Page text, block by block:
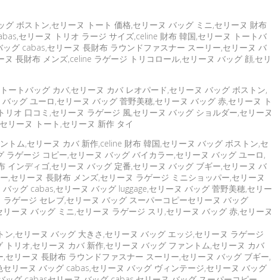
ボストン,セリーヌ トート 価格,セリーヌ バッグ ミニ,セリーヌ 財布
セリーヌ トリオ ラージ サイズ,celine 財布 韓国,セリーヌ トートバ
グ cabas,セリーヌ 長財布 ラウンドファスナー スーリー,セリーヌ バ
長財布 メンズ,celine ラゲージ トリコロール,セリーヌ バッグ 顔,セリ
トバッグ カバ,セリーヌ カバ レオパード,セリーヌ バッグ ボストン,
ッグ ユーロ,セリーヌ バッグ 菅野美穂,セリーヌ バッグ 赤,セリーヌ ト
オ 口コミ,セリーヌ ラゲージ 風,セリーヌ バッグ ショルダー,セリーヌ
リーヌ トート,セリーヌ 新作 タイ
ム,セリーヌ カバ 新作,celine 財布 韓国,セリーヌ バッグ ボストン,セ
ゲージ コピー,セリーヌ バッグ バイカラー,セリーヌ バッグ ユーロ,
ンディゴ,セリーヌ バッグ 定番,セリーヌ バッグ ブギー,セリーヌ バ
セリーヌ 長財布 メンズ,セリーヌ ラゲージ ミニショッパー,セリーヌ
ッグ cabas,セリーヌ バッグ luggage,セリーヌ バッグ 菅野美穂,セリー
ゲージ セレブ,セリーヌ バッグ スーパーコピーセリーヌ バッグ
ーヌ バッグ ミニ,セリーヌ ラゲージ スリ,セリーヌ バッグ 赤,セリーヌ
,セリーヌ バッグ 大きさ,セリーヌ バッグ エッジ,セリーヌ ラゲージ
リオ,セリーヌ カバ 新作,セリーヌ バッグ ファントム,セリーヌ カバ
リーヌ 長財布 ラウンドファスナー スーリー,セリーヌ バッグ ブギー,
リーヌ バッグ cabas,セリーヌ バッグ ヴィンテージ,セリーヌ バッグ